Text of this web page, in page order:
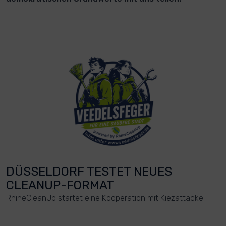
DÜSSELDORF TESTET NEUES
CLEANUP-FORMAT
RhineCleanUp startet eine Kooperation mit Kiezattacke.